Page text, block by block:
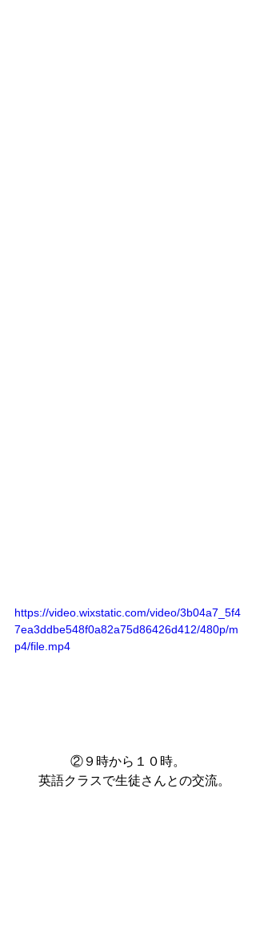
https://video.wixstatic.com/video/3b04a7_5f4
7ea3ddbe548f0a82a75d86426d412/480p/m
p4/file.mp4
②９時から１０時。
英語クラスで生徒さんとの交流。